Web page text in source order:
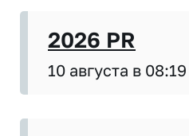
2026 PR
10 августа в 08:19